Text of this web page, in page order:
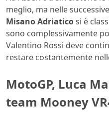
meglio, ma nelle
Misano Adriaticosi è
sono complessivamente
Valentino Rossi deve
restare costantemente
MotoGP, Luca
team Mooney